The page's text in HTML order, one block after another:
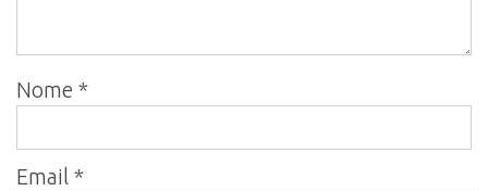
Nome *
Email *